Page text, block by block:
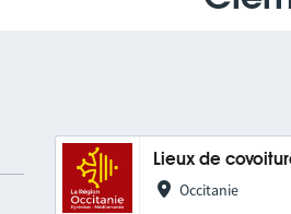
Lieux de
Occitanie